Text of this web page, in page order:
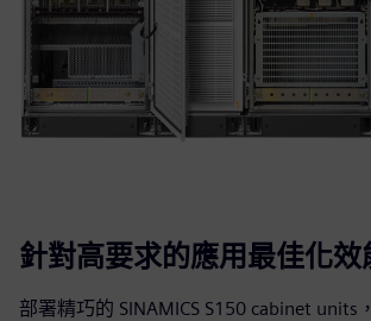
針對高要求的應用最佳化效
部署精巧的 SINAMICS S150 cabinet units